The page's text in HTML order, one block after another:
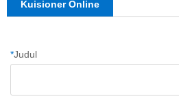
Kuisioner Online
*Judul